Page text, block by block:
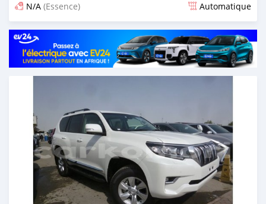
N/A (Essence) Automatique
Publié il y a environ 7 ans